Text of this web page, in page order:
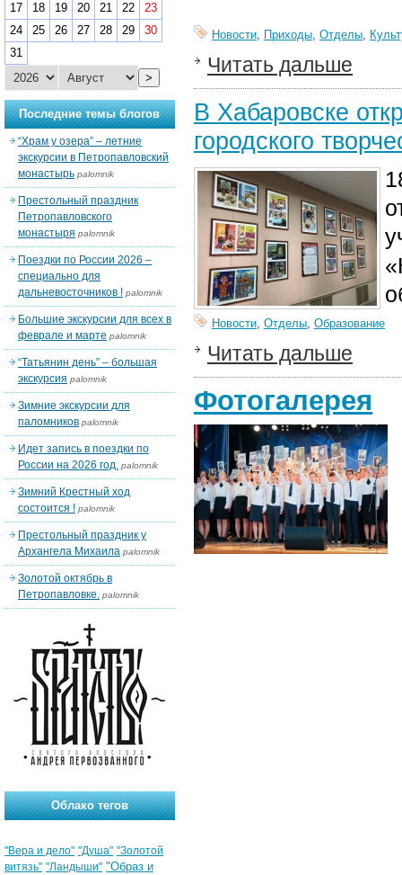
Новости, Приходы, Отделы,
Читать дальше
В Хабаровске
городского
Новости, Отделы, Образование
Читать дальше
Фотогалерея
17
18 19 20 21 22
23
24
25 26 27 28 29
30
31
>
Последние темы блогов
“Храм у озера” – летние
экскурсии в Петропавловский
монастырь palomnik
Престольный праздник
Петропавловского
монастыря palomnik
Поездки по России 2026 –
специально для
дальневосточников ! palomnik
Большие экскурсии для всех в
феврале и марте palomnik
“Татьянин день” – большая
экскурсия palomnik
Зимние экскурсии для
паломников palomnik
Идет запись в поездки по
России на 2026 год. palomnik
Зимний Крестный ход
состоится ! palomnik
Престольный праздник у
Архангела Михаила palomnik
Золотой октябрь в
Петропавловке. palomnik
Облако тегов
"Вера и дело" "Душа" "Золотой
витязь" "Ландыши" "Образ и